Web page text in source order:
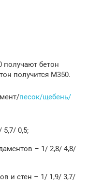
бетон
получится М350.
песок/щебень/
0,5;
– 1/ 2,8/ 4,8/
и стен – 1/ 1,9/ 3,7/